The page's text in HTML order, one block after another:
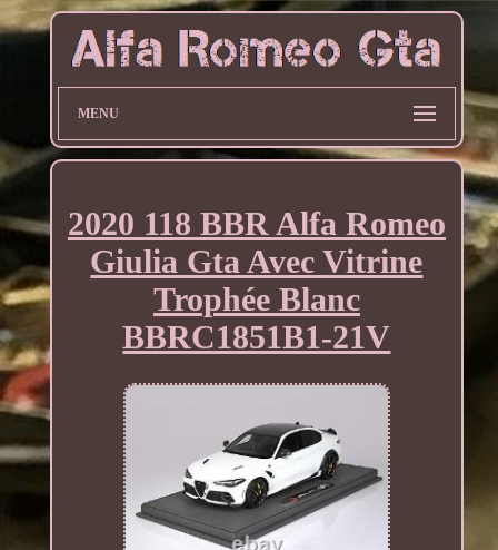
MENU
2020 118 BBR Alfa Romeo
Giulia Gta Avec Vitrine
Trophée Blanc
BBRC1851B1-21V